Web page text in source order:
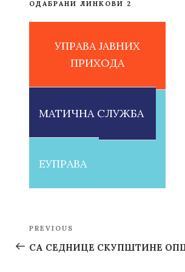
ОДАБРАНИ ЛИНКОВИ 2
УПРАВА ЈАВНИХ
ПРИХОДА
МАТИЧНА СЛУЖБА
ЕУПРАВА
Post
navigation
Previous
Post
PREVIOUS
СА СЕДНИЦЕ СКУПШТИНЕ